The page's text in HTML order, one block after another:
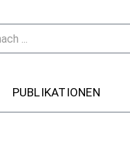
PUBLIKATIONEN